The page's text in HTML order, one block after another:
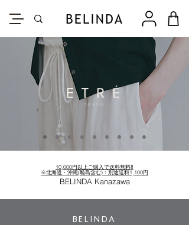
10,000円以上ご購入で送料無料‼
※北海道・沖縄(離島含む)：別途送料1,100円
BELINDA Kanazawa
BELINDA